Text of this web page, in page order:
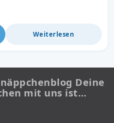
Weiterlesen
Deine
mit uns ist…